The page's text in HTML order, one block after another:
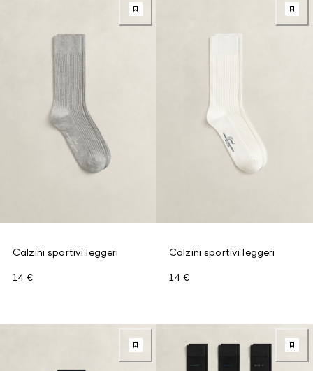
Calzini sportivi leggeri
14 €
Calzini sportivi leggeri
14 €